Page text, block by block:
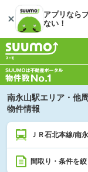
アプリなら
ない！
南永山駅エリア・他
物件情報
ＪＲ石北本線/南
間取り・条件を